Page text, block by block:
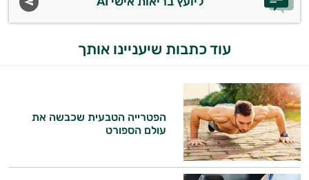
עוד כתבות שיעניינו אותך
הפטרייה הטבעית שכבשה את
עולם הספורט